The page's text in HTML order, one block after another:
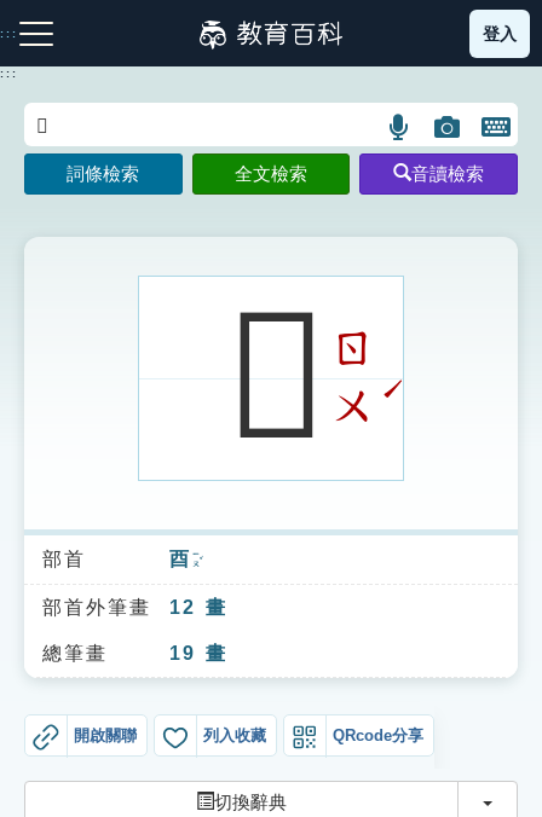
到
主
:::
注音索引圖示 筆畫索引圖示 部首索引表圖示
索引選單
知識索引
單字索引
登入
:::
語
言
搜
示
圖
片
搜
開
鍵
圖
詞條檢索 全文檢索 音讀檢索
𨢾ㄖ
ㄨˊ
部首 酉 ㄧㄡˇ
部首外筆畫 12 畫
總筆畫 19 畫
開啟關聯 列入收藏 QRcode分享
切換辭典 切換